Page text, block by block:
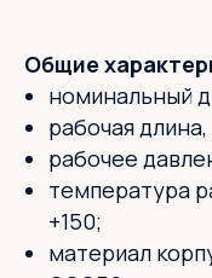
Общие
номинальный
рабочая
рабочее
температура
+150;
материал